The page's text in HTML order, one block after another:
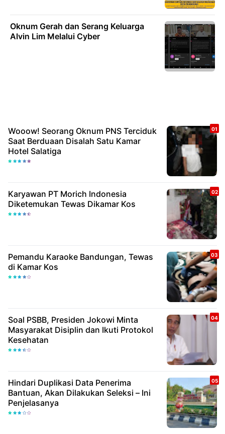
Oknum Gerah dan Serang Keluarga
Alvin Lim Melalui Cyber
Wooow! Seorang Oknum PNS Terciduk
Saat Berduaan Disalah Satu Kamar
Hotel Salatiga
Karyawan PT Morich Indonesia
Diketemukan Tewas Dikamar Kos
Pemandu Karaoke Bandungan, Tewas
di Kamar Kos
Soal PSBB, Presiden Jokowi Minta
Masyarakat Disiplin dan Ikuti Protokol
Kesehatan
Hindari Duplikasi Data Penerima
Bantuan, Akan Dilakukan Seleksi – Ini
Penjelasanya